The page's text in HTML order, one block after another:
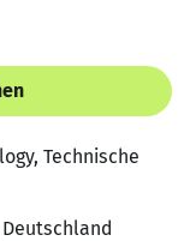
Technische
Deutschland